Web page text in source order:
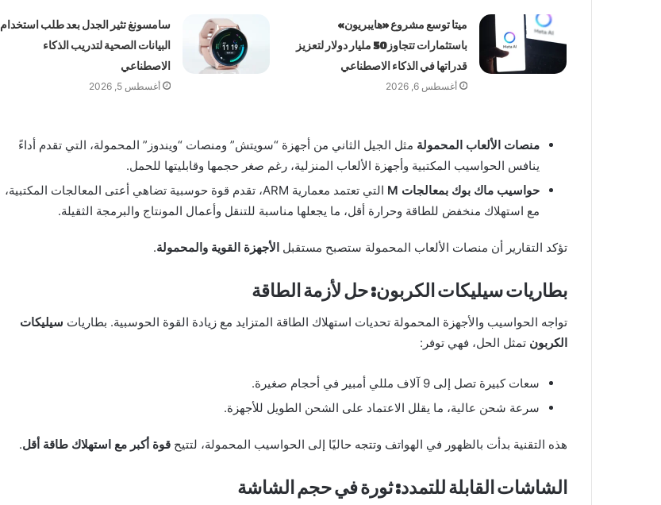
ميتا توسع مشروع «هايبريون»
باستثمارات تتجاوز 50 مليار دولار لتعزيز
قدراتها في الذكاء الاصطناعي
أغسطس 6, 2026
سامسونغ تثير الجدل بعد طلب استخدام
البيانات الصحية لتدريب الذكاء
الاصطناعي
أغسطس 5, 2026
منصات الألعاب المحمولة مثل الجيل الثاني من أجهزة “سويتش” ومنصات “ويندوز” المحمولة، التي تقدم أداءً
ينافس الحواسيب المكتبية وأجهزة الألعاب المنزلية، رغم صغر حجمها وقابليتها للحمل.
حواسيب ماك بوك بمعالجات M
التي تعتمد معمارية ARM، تقدم قوة حوسبية تضاهي أعتى المعالجات المكتبية،
مع استهلاك منخفض للطاقة وحرارة أقل، ما يجعلها مناسبة للتنقل وأعمال المونتاج والبرمجة الثقيلة.
تؤكد التقارير أن منصات الألعاب المحمولة ستصبح مستقبل الأجهزة القوية والمحمولة.
بطاريات سيليكات الكربون: حل لأزمة الطاقة
تواجه الحواسيب والأجهزة المحمولة تحديات استهلاك الطاقة المتزايد مع زيادة القوة الحوسبية. بطاريات سيليكات
الكربون تمثل الحل، فهي توفر:
سعات كبيرة تصل إلى 9 آلاف مللي أمبير في أحجام صغيرة.
سرعة شحن عالية، ما يقلل الاعتماد على الشحن الطويل للأجهزة.
هذه التقنية بدأت بالظهور في الهواتف وتتجه حاليًا إلى الحواسيب المحمولة، لتتيح قوة أكبر مع استهلاك طاقة أقل.
الشاشات القابلة للتمدد: ثورة في حجم الشاشة